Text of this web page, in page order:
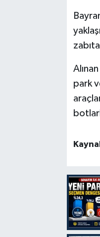
park